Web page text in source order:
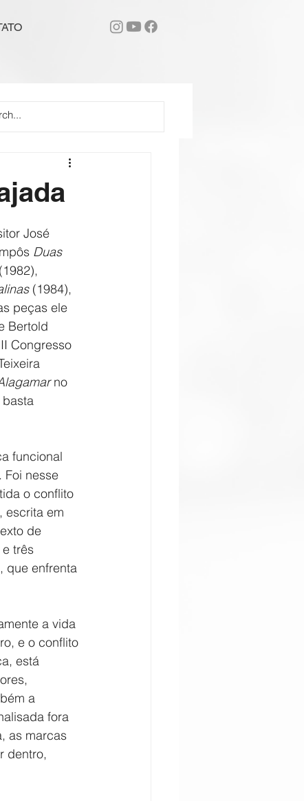
José
Duas
(1984),
peças ele
Bertold
Congresso
no
funcional
Foi nesse
o conflito
, escrita em
de
três
que enfrenta
a vida
e o conflito
está
a
fora
as marcas
dentro,